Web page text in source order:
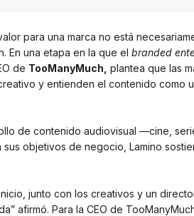
para una marca no está
En una etapa en la que el branded
de TooManyMuch, plantea que las
y entienden el contenido como
de contenido audiovisual —cine,
objetivos de negocio, Lamino
junto con los creativos y un
afirmó. Para la CEO de